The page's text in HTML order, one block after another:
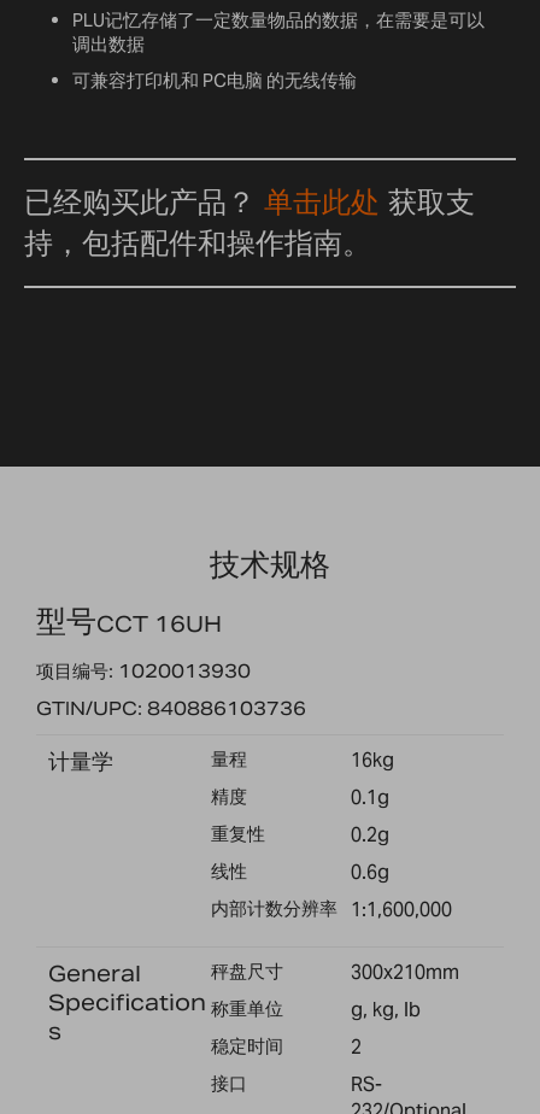
PLU记忆存储了一定数量物品的数据，在需要是可以
调出数据
可兼容打印机和 PC电脑 的无线传输
已经购买此产品？ 单击此处 获取支
持，包括配件和操作指南。
技术规格
型号CCT 16UH
项目编号: 1020013930
GTIN/UPC: 840886103736
计量学 量程 16kg
精度 0.1g
重复性 0.2g
线性 0.6g
内部计数分辨率 1:1,600,000
General
Specification
s
秤盘尺寸 300x210mm
称重单位 g, kg, lb
稳定时间 2
接口
RS-